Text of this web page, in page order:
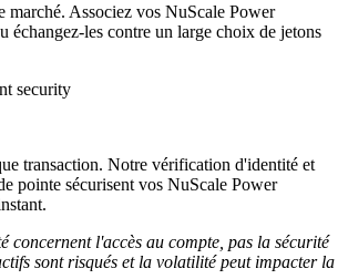
marché. Associez vos NuScale Power
échangez-les contre un large choix de jetons
transaction. Notre vérification d'identité et
pointe sécurisent vos NuScale Power
concernent l'accès au compte, pas la sécurité
sont risqués et la volatilité peut impacter la